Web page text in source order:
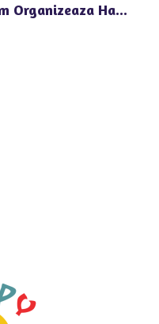
Cum Organizeaza Happy Univers Voluntari Activitati De Sezon Pentru Copii